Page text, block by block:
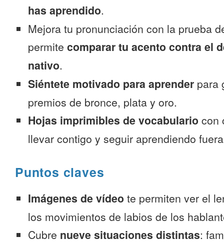
has aprendido.
Mejora tu pronunciación con la prueba
permite comparar tu acento contra el
nativo.
Siéntete motivado para aprender para
premios de bronce, plata y oro.
Hojas imprimibles de vocabulario con
llevar contigo y seguir aprendiendo
Puntos claves
Imágenes de vídeo te permiten ver el
los movimientos de labios de los
Cubre nueve situaciones distintas: